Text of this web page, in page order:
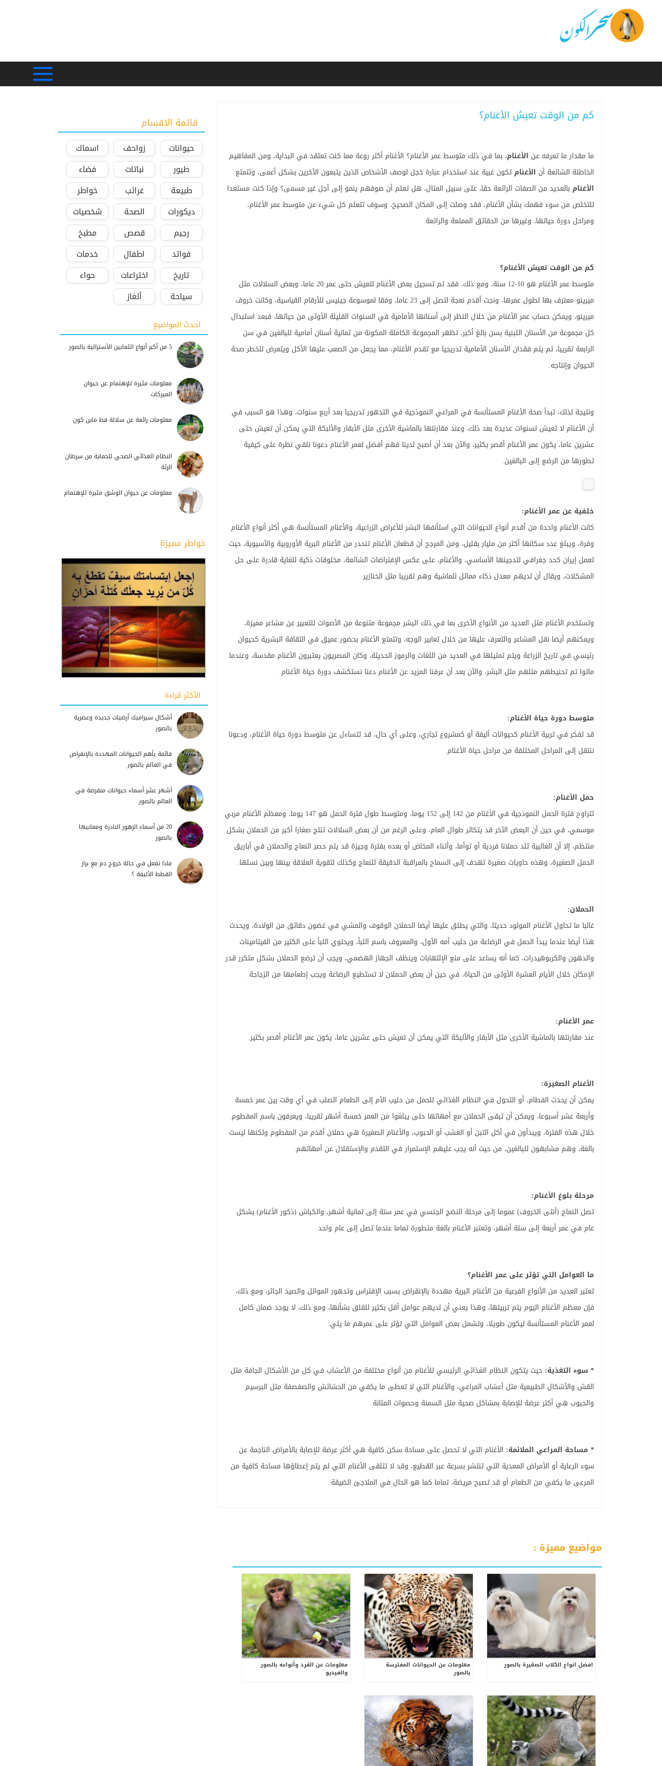
كم من الوقت تعيش الأغنام؟
ما مقدار ما تعرفه عن الأغنام، بما في ذلك متوسط عمر الأغنام؟ الأغنام أكثر روعة مما كنت تعتقد في البداية، ومن المفاهيم
الخاطئة الشائعة أن الأغنام تكون غبية عند استخدام عبارة خجل لوصف الأشخاص الذين يتبعون الآخرين بشكل أعمى، وتتمتع
الأغنام بالعديد من الصفات الرائعة حقا، على سبيل المثال، هل تعلم أن صوفهم ينمو إلى أجل غير مسمى؟ وإذا كنت مستعدا
للتخلص من سوء فهمك بشأن الأغنام، فقد وصلت إلى المكان الصحيح، وسوف تتعلم كل شيء عن متوسط عمر الأغنام،
ومراحل دورة حياتها، وغيرها من الحقائق الممتعة والرائعة.
كم من الوقت تعيش الأغنام؟
متوسط عمر الأغنام هو 10-12 سنة، ومع ذلك، فقد تم تسجيل بعض الأغنام لتعيش حتى عمر 20 عاما، وبعض السلالات مثل
ميرينو معترف بها لطول عمرها، ونجت أقدم نعجة لتصل إلى 23 عاما، وفقا لموسوعة جينيس للأرقام القياسية، وكانت خروف
ميرينو، ويمكن حساب عمر الأغنام من خلال النظر إلى أسنانها الأمامية في السنوات القليلة الأولى من حياتها، فبعد استبدال
كل مجموعة من الأسنان اللبنية بسن بالغ أكبر، تظهر المجموعة الكاملة المكونة من ثمانية أسنان أمامية للبالغين في سن
الرابعة تقريبا، ثم يتم فقدان الأسنان الأمامية تدريجيا مع تقدم الأغنام، مما يجعل من الصعب عليها الأكل ويتعرض للخطر صحة
الحيوان وإنتاجه.
ونتيجة لذلك، تبدأ صحة الأغنام المستأنسة في المراعي النموذجية في التدهور تدريجيا بعد أربع سنوات، وهذا هو السبب في
أن الأغنام لا تعيش لسنوات عديدة بعد ذلك، وعند مقارنتها بالماشية الأخرى مثل الأبقار والألبكة التي يمكن أن تعيش حتى
عشرين عاما، يكون عمر الأغنام أقصر بكثير، والآن بعد أن أصبح لدينا فهم أفضل لعمر الأغنام دعونا نلقي نظرة على كيفية
تطورها من الرضع إلى البالغين.
خلفية عن عمر الأغنام:
كانت الأغنام واحدة من أقدم أنواع الحيوانات التي استأنفها البشر للأغراض الزراعية، والأغنام المستأنسة هي أكثر أنواع الأغنام
وفرة، ويبلغ عدد سكانها أكثر من مليار بقليل، ومن المرجح أن قطعان الأغنام تنحدر من الأغنام البرية الأوروبية والآسيوية، حيث
تعمل إيران كحد جغرافي لتدجينها الأساسي، والأغنام، على عكس الإفتراضات الشائعة، مخلوقات ذكية للغاية قادرة على حل
المشكلات، ويقال أن لديهم معدل ذكاء مماثل للماشية وهم تقريبا مثل الخنازير.
وتستخدم الأغنام مثل العديد من الأنواع الأخرى بما في ذلك البشر مجموعة متنوعة من الأصوات للتعبير عن مشاعر مميزة،
ويمكنهم أيضا نقل المشاعر والتعرف عليها من خلال تعابير الوجه، وتتمتع الأغنام بحضور عميق في الثقافة البشرية كحيوان
رئيسي في تاريخ الزراعة ويتم تمثيلها في العديد من اللغات والرموز الحديثة، وكان المصريون يعتبرون الأغنام مقدسة، وعندما
ماتوا تم تحنيطهم مثلهم مثل البشر، والآن بعد أن عرفنا المزيد عن الأغنام دعنا نستكشف دورة حياة الأغنام.
متوسط دورة حياة الأغنام:
قد تفكر في تربية الأغنام كحيوانات أليفة أو كمشروع تجاري، وعلى أي حال، قد تتساءل عن متوسط دورة حياة الأغنام، ودعونا
ننتقل إلى المراحل المختلفة من مراحل حياة الأغنام.
حمل الأغنام:
تتراوح فترة الحمل النموذجية في الأغنام من 142 إلى 152 يوما، ومتوسط طول فترة الحمل هو 147 يوما، ومعظم الأغنام مربي
موسمي، في حين أن البعض الآخر قد يتكاثر طوال العام، وعلى الرغم من أن بعض السلالات تنتج صغارا أكبر من الحملان بشكل
منتظم، إلا أن الغالبية تلد حملانا فردية أو توأما، وأثناء المخاض أو بعده بفترة وجيزة قد يتم حصر النعاج والحملان في أباريق
الحمل الصغيرة، وهذه حاويات صغيرة تهدف إلى السماح بالمراقبة الدقيقة للنعاج وكذلك لتقوية العلاقة بينها وبين نسلها.
الحملان:
غالبا ما تحاول الأغنام المولود حديثا، والتي يطلق عليها أيضا الحملان الوقوف والمشي في غضون دقائق من الولادة، ويحدث
هذا أيضا عندما يبدأ الحمل في الرضاعة من حليب أمه الأول، والمعروف باسم اللبأ، ويحتوي اللبأ على الكثير من الفيتامينات
والدهون والكربوهيدرات، كما أنه يساعد على منع الإلتهابات وينظف الجهاز الهضمي، ويجب أن ترضع الحملان بشكل متكرر قدر
الإمكان خلال الأيام العشرة الأولى من الحياة، في حين أن بعض الحملان لا تستطيع الرضاعة ويجب إطعامها من الزجاجة.
عمر الأغنام:
عند مقارنتها بالماشية الأخرى مثل الأبقار والألبكة التي يمكن أن تعيش حتى عشرين عاما، يكون عمر الأغنام أقصر بكثير.
الأغنام الصغيرة:
يمكن أن يحدث الفطام، أو التحول في النظام الغذائي للحمل من حليب الأم إلى الطعام الصلب في أي وقت بين عمر خمسة
وأربعة عشر أسبوعا، ويمكن أن تبقى الحملان مع أمهاتها حتى يبلغوا من العمر خمسة أشهر تقريبا، ويعرفون باسم المفطوم
خلال هذه الفترة، ويبدأون في أكل التبن أو العشب أو الحبوب، والأغنام الصغيرة هي حملان أقدم من المفطوم ولكنها ليست
بالغة، وهم مشابهون للبالغين، من حيث أنه يجب عليهم الإستمرار في التقدم والإستقلال عن أمهاتهم.
مرحلة بلوغ الأغنام:
تصل النعاج (أنثى الخروف) عموما إلى مرحلة النضج الجنسي في عمر ستة إلى ثمانية أشهر، والكباش (ذكور الأغنام) بشكل
عام في عمر أربعة إلى ستة أشهر، وتعتبر الأغنام بالغة متطورة تماما عندما تصل إلى عام واحد.
ما العوامل التي تؤثر على عمر الأغنام؟
تعتبر العديد من الأنواع الفرعية من الأغنام البرية مهددة بالإنقراض بسبب الإفتراس وتدهور الموائل والصيد الجائر، ومع ذلك،
فإن معظم الأغنام اليوم يتم تربيتها، وهذا يعني أن لديهم عوامل أقل بكثير للقلق بشأنها، ومع ذلك، لا يوجد ضمان كامل
لعمر الأغنام المستأنسة ليكون طويلا، وتشمل بعض العوامل التي تؤثر على عمرهم ما يلي:
* سوء التغذية: حيث يتكون النظام الغذائي الرئيسي للأغنام من أنواع مختلفة من الأعشاب في كل من الأشكال الجافة مثل
القش والأشكال الطبيعية مثل أعشاب المراعي، والأغنام التي لا تعطى ما يكفي من الحشائش والصفصفة مثل البرسيم
والحبوب هي أكثر عرضة للإصابة بمشاكل صحية مثل السمنة وحصوات المثانة.
* مساحة المراعي الملائمة: الأغنام التي لا تحصل على مساحة سكن كافية هي أكثر عرضة للإصابة بالأمراض الناجمة عن
سوء الرعاية أو الأمراض المعدية التي تنتشر بسرعة عبر القطيع، وقد لا تتلقى الأغنام التي لم يتم إعطاؤها مساحة كافية من
المرعى ما يكفي من الطعام أو قد تصبح مريضة، تماما كما هو الحال في الملاجئ الضيقة.
مواضيع مميزة :
افضل انواع الكلاب الصغيرة بالصور معلومات عن الحيوانات المفترسة
بالصور
معلومات عن القرد وأنواعه بالصور
والفيديو
قائمة الاقسام
حيوانات زواحف
اسماك
طيور
نباتات
فضاء
طبيعة
غرائب
خواطر
ديكورات
الصحة
شخصيات
رجيم
قصص
مطبخ
فوائد
اطفال
خدمات
تاريخ
اختراعات
حواء
سياحة
ألغاز
احدث المواضيع
5 من أكبر أنواع الثعابين الأسترالية بالصور
معلومات مثيرة للإهتمام عن حيوان
الميركات
معلومات رائعة عن سلالة قط ماين كون
النظام الغذائي الصحي للحماية من سرطان
الرئة
معلومات عن حيوان الوشق مثيرة للإهتمام
خواطر مميزة
الأكثر قراءة
أشكال سيراميك أرضيات جديدة وعصرية
بالصور
قائمة بأهم الحيوانات المهددة بالإنقراض
في العالم بالصور
أشهر عشر أسماء حيوانات منقرضة في
العالم بالصور
20 من أسماء الزهور النادرة ومعانيها
بالصور
ماذا تفعل في حالة خروج دم مع براز
القطط الأليفة ؟